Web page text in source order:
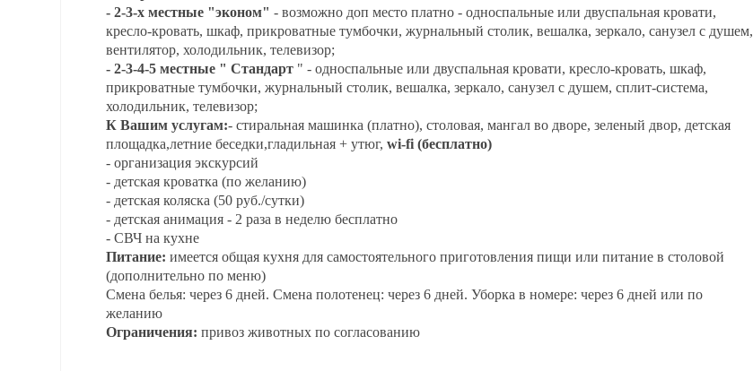
- 2-3-х местные "эконом" - возможно доп место платно - односпальные или двуспальная кровати,
кресло-кровать, шкаф, прикроватные тумбочки, журнальный столик, вешалка, зеркало, санузел с душем,
вентилятор, холодильник, телевизор;
- 2-3-4-5 местные " Стандарт " - односпальные или двуспальная кровати, кресло-кровать, шкаф,
прикроватные тумбочки, журнальный столик, вешалка, зеркало, санузел с душем, сплит-система,
холодильник, телевизор;
К Вашим услугам:- стиральная машинка (платно), столовая, мангал во дворе, зеленый двор, детская
площадка,летние беседки,гладильная + утюг, wi-fi (бесплатно)
- организация экскурсий
- детская кроватка (по желанию)
- детская коляска (50 руб./сутки)
- детская анимация - 2 раза в неделю бесплатно
- СВЧ на кухне
Питание: имеется общая кухня для самостоятельного приготовления пищи или питание в столовой
(дополнительно по меню)
Смена белья: через 6 дней. Смена полотенец: через 6 дней. Уборка в номере: через 6 дней или по
желанию
Ограничения: привоз животных по согласованию